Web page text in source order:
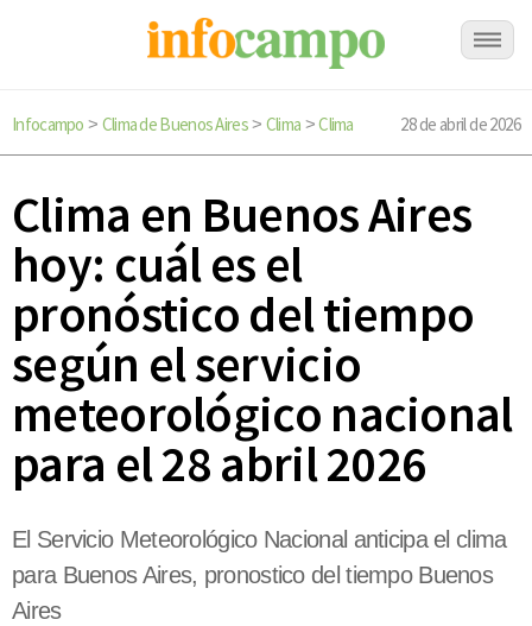
Infocampo > Clima de Buenos Aires> Clima >Clima 28 de abril de 2026
Clima en Buenos Aires
hoy: cuál es el
pronóstico del tiempo
según el servicio
meteorológico nacional
para el 28 abril 2026
El Servicio Meteorológico Nacional anticipa el clima
para Buenos Aires, pronostico del tiempo Buenos
Aires